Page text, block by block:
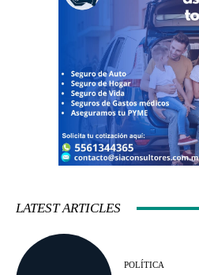
LATEST ARTICLES
POLÍTICA